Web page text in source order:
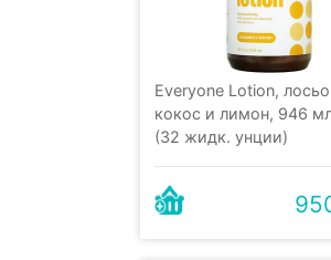
Everyone Lotion,
кокос и лимон, 946
(32 жидк. унции)